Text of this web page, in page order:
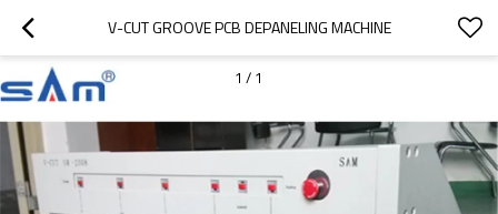
V-CUT GROOVE PCB DEPANELING MACHINE
1 / 1